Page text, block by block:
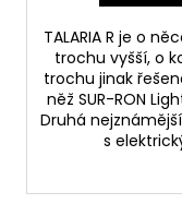
TALARIA R je o
trochu vyšší, o
trochu jinak
něž SUR-RON
Druhá
s